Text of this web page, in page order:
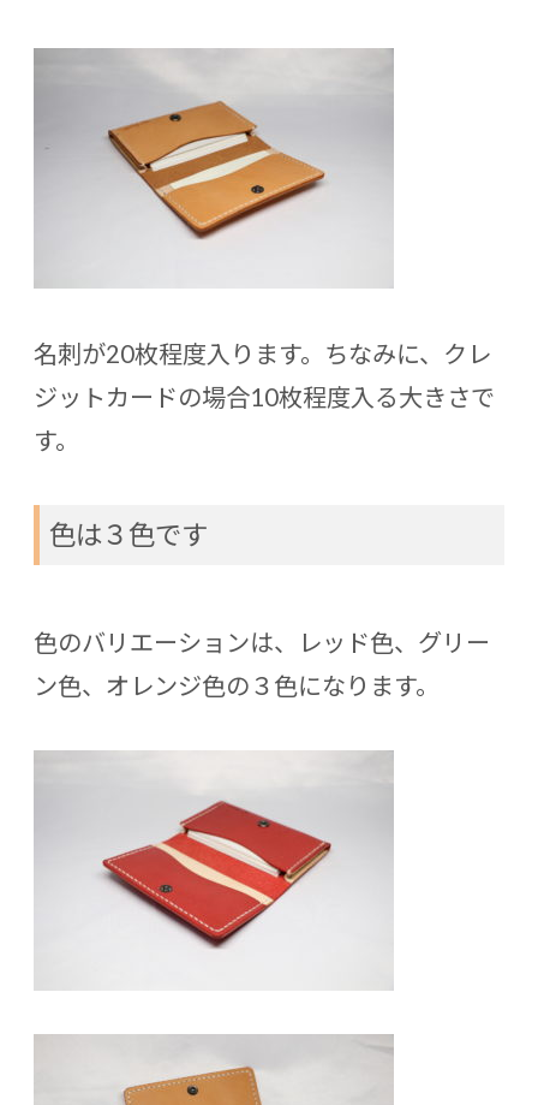
名刺が20枚程度入ります。ちなみに、クレ
ジットカードの場合10枚程度入る大きさで
す。
色は３色です
色のバリエーションは、レッド色、グリー
ン色、オレンジ色の３色になります。